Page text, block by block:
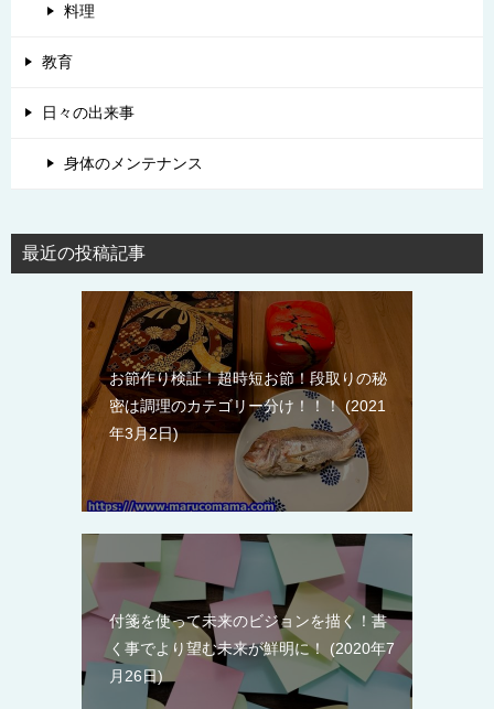
料理
教育
日々の出来事
身体のメンテナンス
最近の投稿記事
お節作り検証！超時短お節！段取りの秘
密は調理のカテゴリー分け！！！ 2021
年3月2日
付箋を使って未来のビジョンを描く！書
く事でより望む未来が鮮明に！
2020年7
月26日